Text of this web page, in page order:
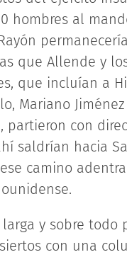
hombres al
que Allende y
que incluían a
Mariano Jiménez
partieron con
saldrían hacia
camino
y sobre todo
con una